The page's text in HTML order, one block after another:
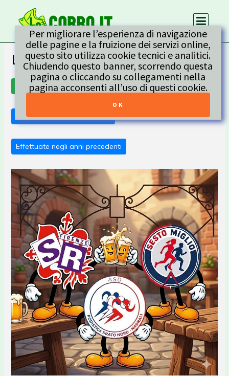
Per migliorare l’esperienza di navigazione
delle pagine e la fruizione dei servizi online,
questo sito utilizza cookie tecnici e analitici.
Chiudendo questo banner, scorrendo questa
pagina o cliccando su collegamenti nella
pagina acconsenti all’uso di questi cookie.
Le prossime attività
Da effettuare
Effettuate nell'anno in corso
Effettuate negli anni precedenti